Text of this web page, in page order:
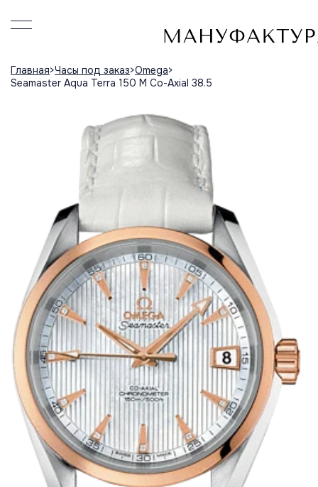
Главная Часы под заказ Omega
Seamaster Aqua Terra 150 M Co-Axial 38.5